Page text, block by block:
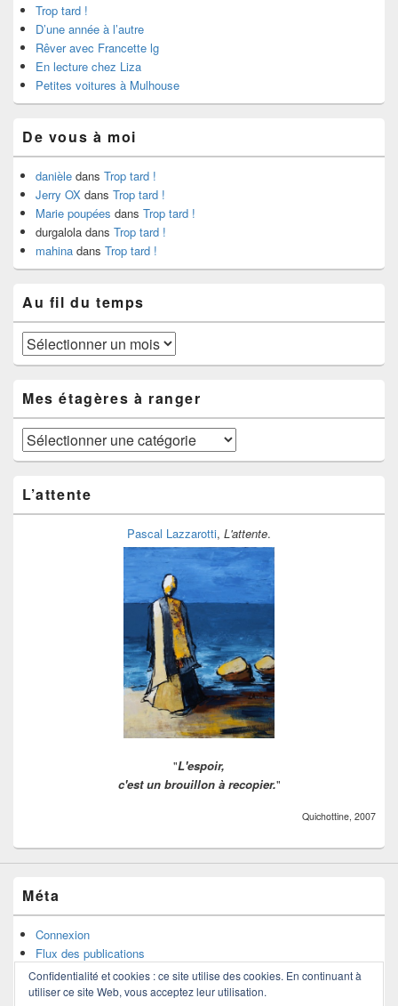
Trop tard !
D’une année à l’autre
Rêver avec Francette lg
En lecture chez Liza
Petites voitures à Mulhouse
De vous à moi
danièle dans Trop tard !
Jerry OX dans Trop tard !
Marie poupées dans Trop tard !
durgalola dans Trop tard !
mahina dans Trop tard !
Au fil du temps
Au
fil
temps
Mes étagères à ranger
Mes
étagères
ranger
L’attente
Pascal Lazzarotti, L'attente.
"L'espoir,
c'est un brouillon à recopier."
Quichottine, 2007
Méta
Connexion
Flux des publications
Flux des commentaires
Site de WordPress-FR
Confidentialité et cookies : ce site utilise des cookies. En continuant à
utiliser ce site Web, vous acceptez leur utilisation.